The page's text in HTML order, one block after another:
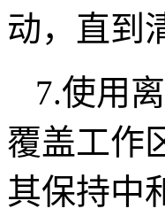
动，直到
7.使用
覆盖工作
其保持中